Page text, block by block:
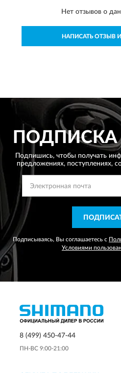
Нет отзывов о
НАПИСАТЬ ОТЗЫВ
ПОДПИСКА
Подпишись, чтобы получать
предложениях, поступлениях,
Подписываясь, Вы соглашаетесь с
Условиями
8 (499) 450-47-44
ПН-ВС 9:00-21:00